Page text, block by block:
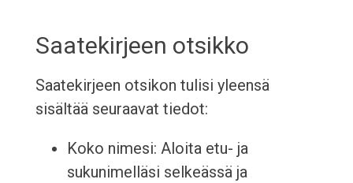
Saatekirjeen otsikko
Saatekirjeen otsikon tulisi yleensä
sisältää seuraavat tiedot:
Koko nimesi: Aloita etu- ja
sukunimelläsi selkeässä ja